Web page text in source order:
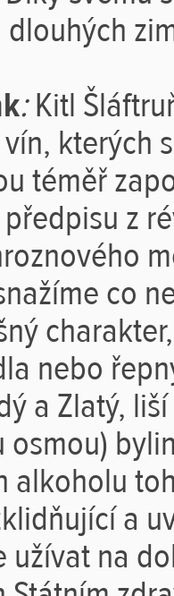
:Kitl
kterých
téměř
z
co
nebo
a Zlatý,
osmou)
alkoholu
a
užívat na